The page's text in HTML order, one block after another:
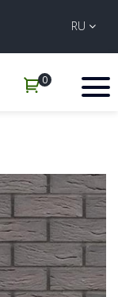
RU
0